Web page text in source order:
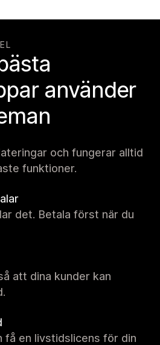
använder
och fungerar alltid
funktioner.
det. Betala först när du
att dina kunder kan
få en livstidslicens för din